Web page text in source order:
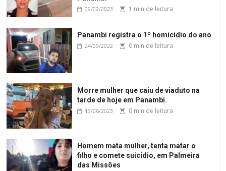
09/02/2023 1 min de leitura
Panambi registra o 1º homicídio do ano
24/09/2022 0 min de leitura
Morre mulher que caiu de viaduto na
tarde de hoje em Panambi.
13/06/2023 0 min de leitura
Homem mata mulher, tenta matar o
filho e comete suicídio, em Palmeira
das Missões